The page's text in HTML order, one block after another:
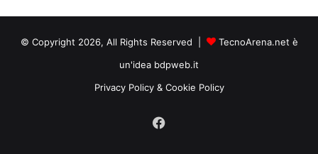
© Copyright 2026, All Rights Reserved |
TecnoArena.net è
un'idea bdpweb.it
Privacy Policy & Cookie Policy